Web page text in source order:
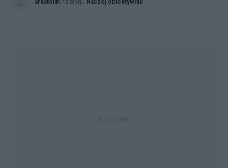
arkatolin na blogu Raczej obiektywnie